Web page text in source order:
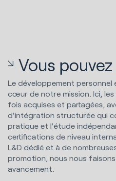
Vous
Le développement
cœur de notre mission. Ici,
fois acquises et partagées,
d'intégration structurée qui
pratique et l'étude
certifications de niveau
L&D dédié et à de
promotion, nous nous
avancement.